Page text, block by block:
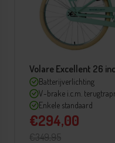
Volare Excellent 26
Batterijverlichting
V-brake i.c.m.
Enkele standaard
€294,00
€349,95